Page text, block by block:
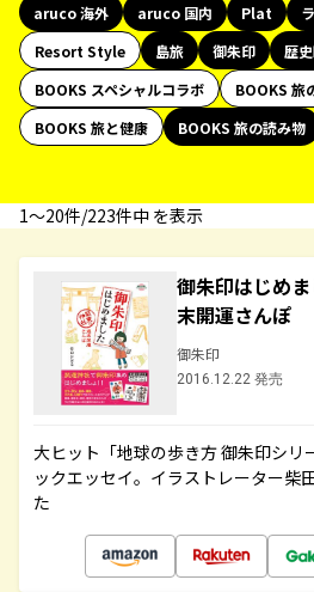
aruco 海外
aruco 国内 Plat
Resort Style
島旅 御朱印 歴
BOOKS スペシャルコラボ
BOOKS 旅
BOOKS 旅と健康
BOOKS 旅の読み物
1〜20件/223件中 を表示
御朱印はじめ
末開運さんぽ
御朱印
2016.12.22 発売
大ヒット「地球の歩き方 御朱印シリ
ックエッセイ。イラストレーター柴
た